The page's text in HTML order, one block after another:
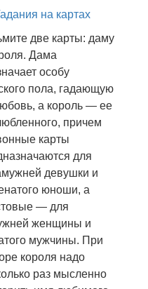
на картах
две карты: даму
Дама
особу
пола, гадающую
а король — ее
причем
карты
для
девушки и
юноши, а
— для
женщины и
мужчины. При
короля надо
раз мысленно